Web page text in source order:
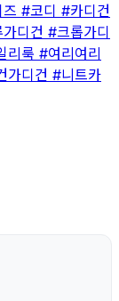
#코디 #카디건
디건 #크롭가디
리룩 #여리여리
가디건 #니트카